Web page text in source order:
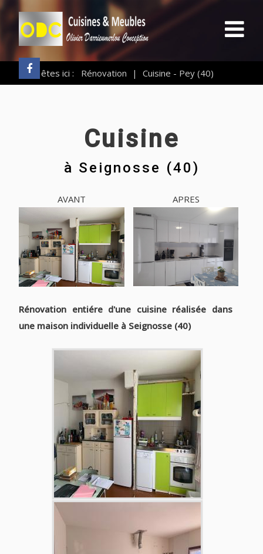
Vous êtes ici : Rénovation | Cuisine - Pey (40)
Cuisine
à Seignosse (40)
AVANT APRES
Rénovation entiére d'une cuisine réalisée dans
une maison individuelle à Seignosse (40)